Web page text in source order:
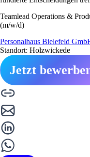
Teamlead Operations &
(m/w/d)
Personalhaus Bielefeld
Standort: Holzwickede
Jetzt